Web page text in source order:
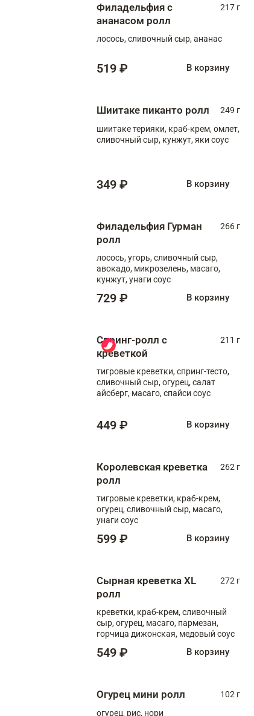
Филадельфия с
ананасом ролл
217 г
лосось, сливочный сыр, ананас
519 ₽ В корзину
Шиитаке пиканто ролл
249 г
шиитаке терияки, краб-крем, омлет,
сливочный сыр, кунжут, яки соус
349 ₽ В корзину
Филадельфия Гурман
ролл
266 г
лосось, угорь, сливочный сыр,
авокадо, микрозелень, масаго,
кунжут, унаги соус
729 ₽ В корзину
Спринг-ролл с
креветкой
211 г
тигровые креветки, спринг-тесто,
сливочный сыр, огурец, салат
айсберг, масаго, спайси соус
449 ₽ В корзину
Королевская креветка
ролл
262 г
тигровые креветки, краб-крем,
огурец, сливочный сыр, масаго,
унаги соус
599 ₽ В корзину
Сырная креветка XL
ролл
272 г
креветки, краб-крем, сливочный
сыр, огурец, масаго, пармезан,
горчица дижонская, медовый соус
549 ₽ В корзину
Огурец мини ролл
102 г
огурец, рис, нори